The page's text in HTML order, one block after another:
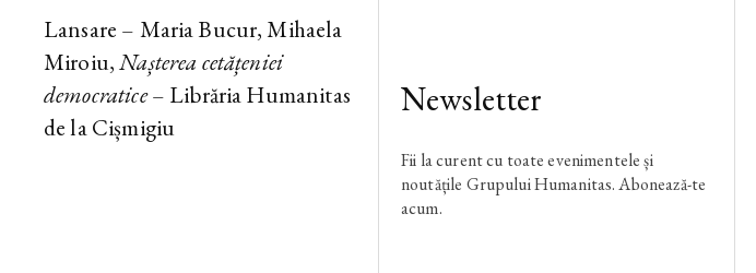
Lansare – Maria Bucur, Mihaela
Miroiu,Nașterea cetățeniei
democratice– Librăria Humanitas
de la Cișmigiu
Newsletter
Fii la curent cu toate evenimentele și
noutățile Grupului Humanitas. Abonează-te
acum.